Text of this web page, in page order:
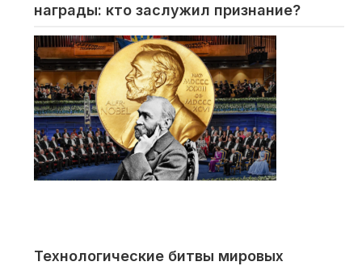
награды: кто заслужил признание?
Технологические битвы мировых